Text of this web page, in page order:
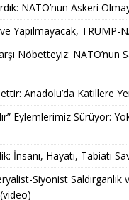
NATO’nun Askeri
Yapılmayacak, TRUMP-
Nöbetteyiz: NATO’nun
Anadolu’da Katillere
Eylemlerimiz Sürüyor:
İnsanı, Hayatı, Tabiatı
Siyonist Saldırganlık